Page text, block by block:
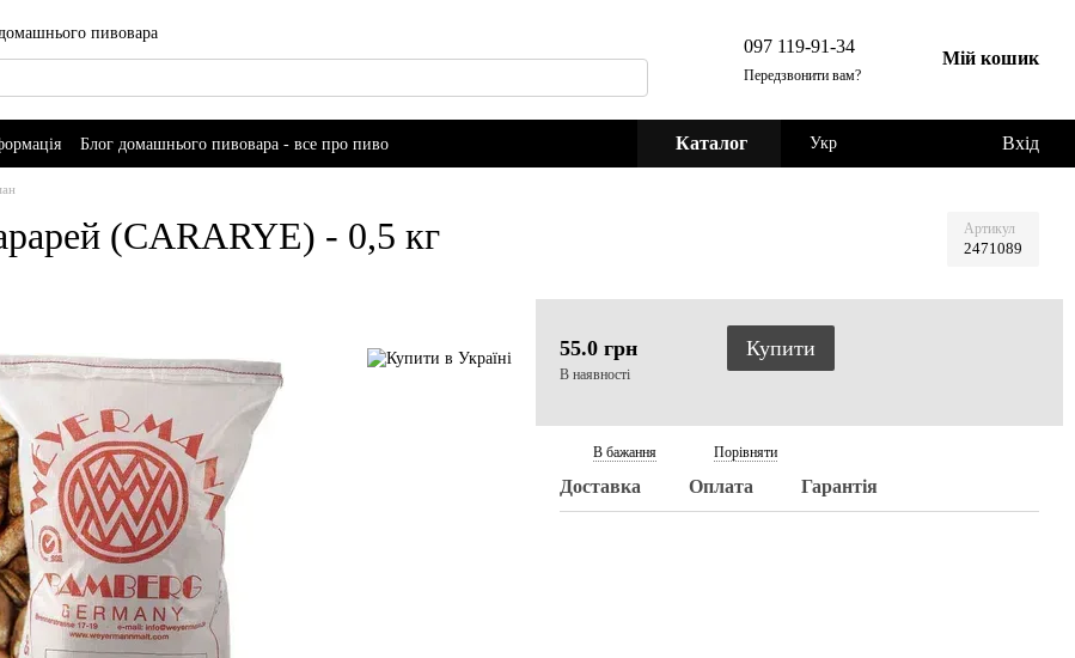
пивовара
097 119-91-34
Передзвонити вам?
Мій кошик
Блог домашнього пивовара - все про пиво
Каталог Укр Вхід
(CARARYE) - 0,5 кг Артикул
2471089
55.0 грн
В наявності
Купити
В бажання Порівняти
Доставка Оплата Гарантія